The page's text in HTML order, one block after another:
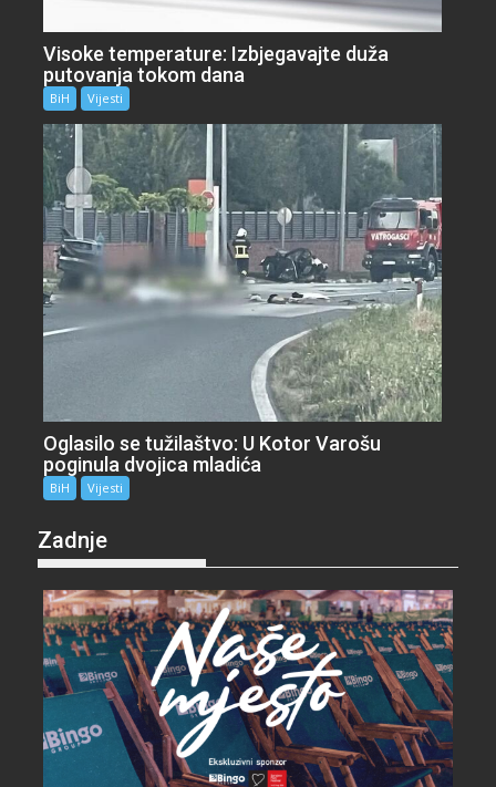
Visoke temperature: Izbjegavajte duža
putovanja tokom dana
BiH Vijesti
Oglasilo se tužilaštvo: U Kotor Varošu
poginula dvojica mladića
BiH Vijesti
Zadnje